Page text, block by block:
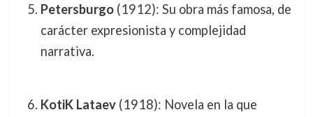
Petersburgo(1912): Su obra más famosa, de
carácter expresionista y complejidad
narrativa.
KotiK Lataev(1918): Novela en la que